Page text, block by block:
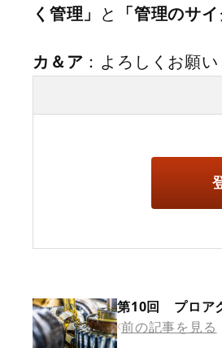
く管理」 と 「管理のサイ
カ＆ア ：よろしくお願い
第10回 プロア
前の記事を見る